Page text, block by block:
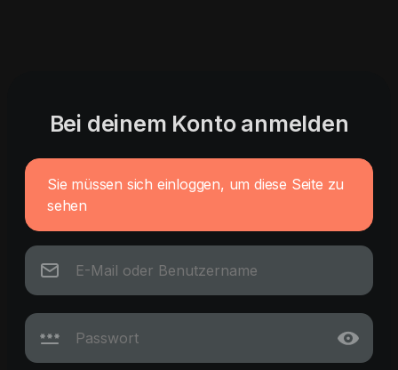
Bei deinem Konto anmelden
Sie müssen sich einloggen, um diese Seite zu
sehen